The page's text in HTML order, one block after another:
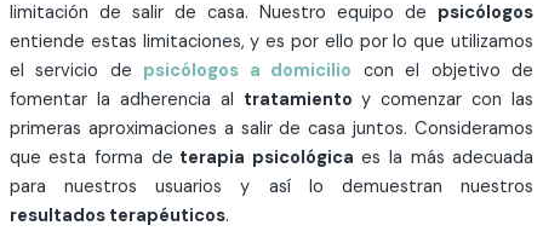
limitación de salir de casa. Nuestro equipo de psicólogos
entiende estas limitaciones, y es por ello por lo que utilizamos
el servicio de psicólogos a domicilio con el objetivo de
fomentar la adherencia al tratamiento y comenzar con las
primeras aproximaciones a salir de casa juntos. Consideramos
que esta forma de terapia psicológica es la más adecuada
para nuestros usuarios y así lo demuestran nuestros
resultados terapéuticos.